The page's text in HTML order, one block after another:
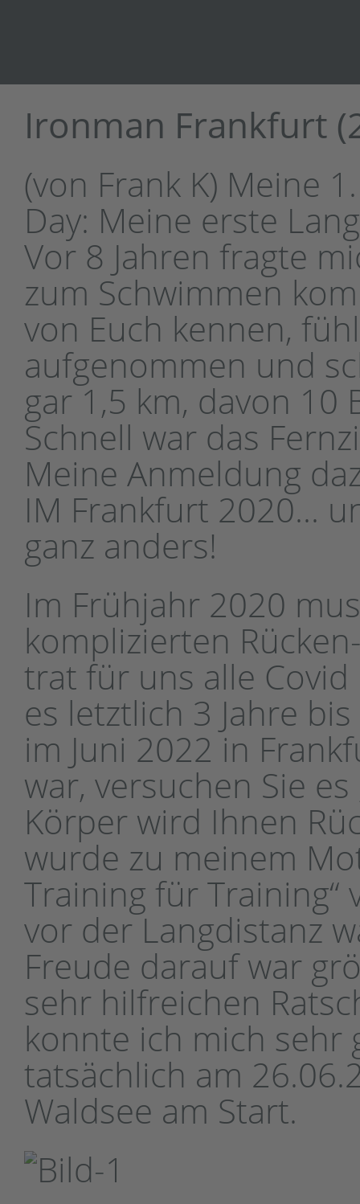
Ironman Frankfurt
(von Frank K) Meine
Day: Meine erste
Vor 8 Jahren fragte
zum Schwimmen
von Euch kennen,
aufgenommen und
gar 1,5 km, davon 10
Schnell war das
Meine Anmeldung
IM Frankfurt 2020...
ganz anders!
Im Frühjahr 2020
komplizierten
trat für uns alle
es letztlich 3 Jahre
im Juni 2022 in
war, versuchen Sie
Körper wird Ihnen
wurde zu meinem
Training für Training“
vor der Langdistanz
Freude darauf war
sehr hilfreichen
konnte ich mich
tatsächlich am
Waldsee am Start.